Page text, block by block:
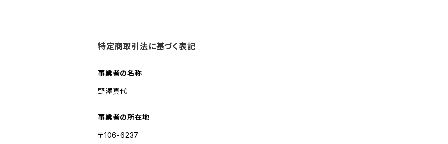
特定商取引法に基づく表記
事業者の名称
野澤真代
事業者の所在地
〒106-6237